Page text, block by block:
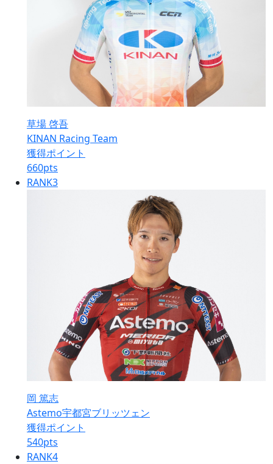
草場 啓吾
KINAN Racing Team
獲得ポイント
660pts
RANK3
岡 篤志
Astemo宇都宮ブリッツェン
獲得ポイント
540pts
RANK4